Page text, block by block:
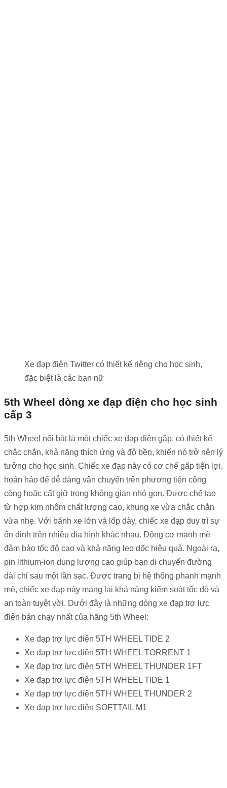
Xe đạp điện Twitter có thiết kế riêng cho học sinh,
đặc biệt là các bạn nữ
5th Wheel dòng xe đạp điện cho học sinh
cấp 3
5th Wheel nổi bật là một chiếc xe đạp điện gập, có thiết kế
chắc chắn, khả năng thích ứng và độ bền, khiến nó trở nên lý
tưởng cho học sinh. Chiếc xe đạp này có cơ chế gấp tiện lợi,
hoàn hảo để dễ dàng vận chuyển trên phương tiện công
cộng hoặc cất giữ trong không gian nhỏ gọn. Được chế tạo
từ hợp kim nhôm chất lượng cao, khung xe vừa chắc chắn
vừa nhẹ. Với bánh xe lớn và lốp dày, chiếc xe đạp duy trì sự
ổn định trên nhiều địa hình khác nhau. Động cơ mạnh mẽ
đảm bảo tốc độ cao và khả năng leo dốc hiệu quả. Ngoài ra,
pin lithium-ion dung lượng cao giúp bạn di chuyển đường
dài chỉ sau một lần sạc. Được trang bị hệ thống phanh mạnh
mẽ, chiếc xe đạp này mang lại khả năng kiểm soát tốc độ và
an toàn tuyệt vời. Dưới đây là những dòng xe đạp trợ lực
điện bán chạy nhất của hãng 5th Wheel:
Xe đạp trợ lực điện 5TH WHEEL TIDE 2
Xe đạp trợ lực điện 5TH WHEEL TORRENT 1
Xe đạp trợ lực điện 5TH WHEEL THUNDER 1FT
Xe đạp trợ lực điện 5TH WHEEL TIDE 1
Xe đạp trợ lực điện 5TH WHEEL THUNDER 2
Xe đạp trợ lực điện SOFTTAIL M1